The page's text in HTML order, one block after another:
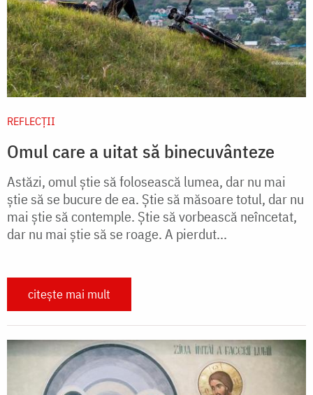
REFLECȚII
Omul care a uitat să binecuvânteze
Astăzi, omul știe să folosească lumea, dar nu mai
știe să se bucure de ea. Știe să măsoare totul, dar nu
mai știe să contemple. Știe să vorbească neîncetat,
dar nu mai știe să se roage. A pierdut...
citește mai mult